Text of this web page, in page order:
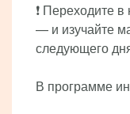
❗️ Переходите
— и изучайте
следующего
В программе